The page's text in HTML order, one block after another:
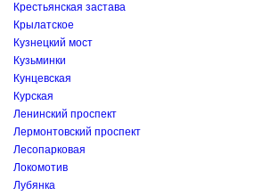
Крестьянская застава
Крылатское
Кузнецкий мост
Кузьминки
Кунцевская
Курская
Ленинский проспект
Лермонтовский проспект
Лесопарковая
Локомотив
Лубянка